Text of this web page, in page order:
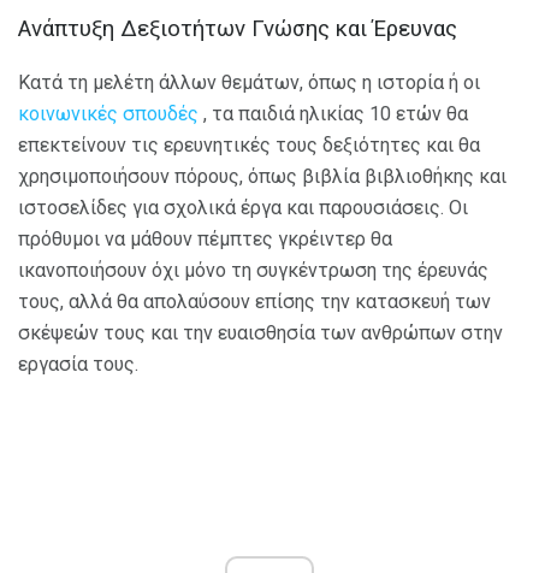
Ανάπτυξη Δεξιοτήτων Γνώσης και Έρευνας
Κατά τη μελέτη άλλων θεμάτων, όπως η ιστορία ή οι
κοινωνικές σπουδές , τα παιδιά ηλικίας 10 ετών θα
επεκτείνουν τις ερευνητικές τους δεξιότητες και θα
χρησιμοποιήσουν πόρους, όπως βιβλία βιβλιοθήκης και
ιστοσελίδες για σχολικά έργα και παρουσιάσεις. Οι
πρόθυμοι να μάθουν πέμπτες γκρέιντερ θα
ικανοποιήσουν όχι μόνο τη συγκέντρωση της έρευνάς
τους, αλλά θα απολαύσουν επίσης την κατασκευή των
σκέψεών τους και την ευαισθησία των ανθρώπων στην
εργασία τους.